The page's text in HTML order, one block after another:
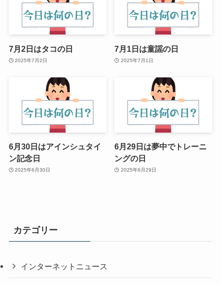
7月2日はタコの日
2025年7月2日
7月1日は童謡の日
2025年7月1日
6月30日はアインシュタイ
ン記念日
2025年6月30日
6月29日は夢中でトレーニ
ングの日
2025年6月29日
カテゴリー
インターネットニュース